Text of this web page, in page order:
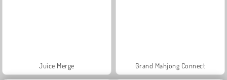
Juice Merge Grand Mahjong Connect